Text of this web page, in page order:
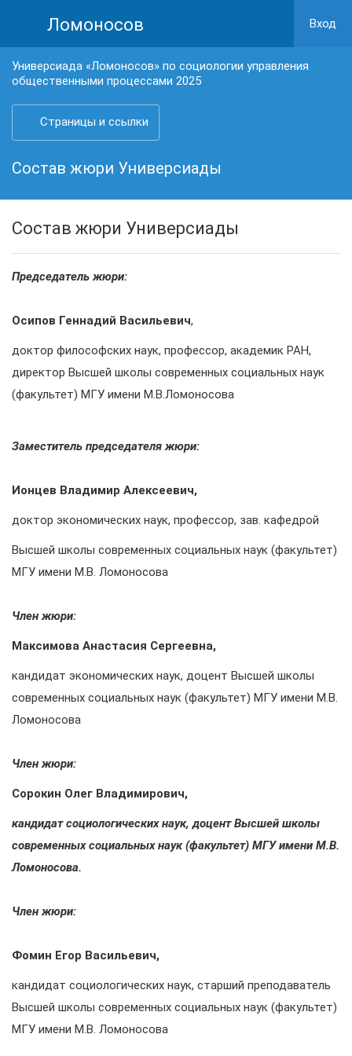
Ломоносов Вход
Универсиада «Ломоносов» по социологии управления
общественными процессами 2025
Страницы и ссылки
Состав жюри Универсиады
Состав жюри Универсиады
Председатель жюри:
Осипов Геннадий Васильевич,
доктор философских наук, профессор, академик РАН,
директор Высшей школы современных социальных наук
(факультет) МГУ имени М.В.Ломоносова
Заместитель председателя жюри:
Ионцев Владимир Алексеевич,
доктор экономических наук, профессор, зав. кафедрой
Высшей школы современных социальных наук (факультет)
МГУ имени М.В. Ломоносова
Член жюри:
Максимова Анастасия Сергеевна,
кандидат экономических наук, доцент Высшей школы
современных социальных наук (факультет) МГУ имени М.В.
Ломоносова
Член жюри:
Сорокин Олег Владимирович,
кандидат социологических наук, доцент Высшей школы
современных социальных наук (факультет) МГУ имени М.В.
Ломоносова.
Член жюри:
Фомин Егор Васильевич,
кандидат социологических наук, старший преподаватель
Высшей школы современных социальных наук (факультет)
МГУ имени М.В. Ломоносова